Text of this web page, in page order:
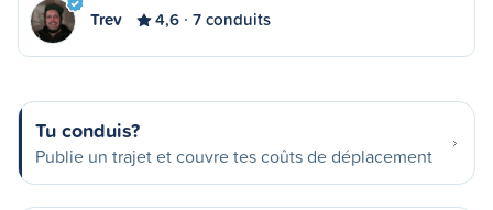
Trev 4,6 7 conduits
Tu conduis?
Publie un trajet et couvre tes coûts de déplacement